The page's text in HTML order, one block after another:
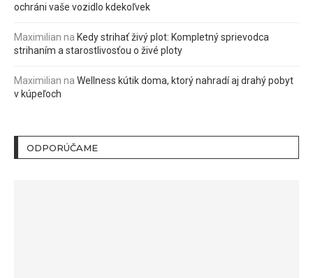
ochráni vaše vozidlo kdekoľvek
Maximilian na Kedy strihať živý plot: Kompletný sprievodca
strihaním a starostlivosťou o živé ploty
Maximilian na Wellness kútik doma, ktorý nahradí aj drahý pobyt
v kúpeľoch
ODPORÚČAME